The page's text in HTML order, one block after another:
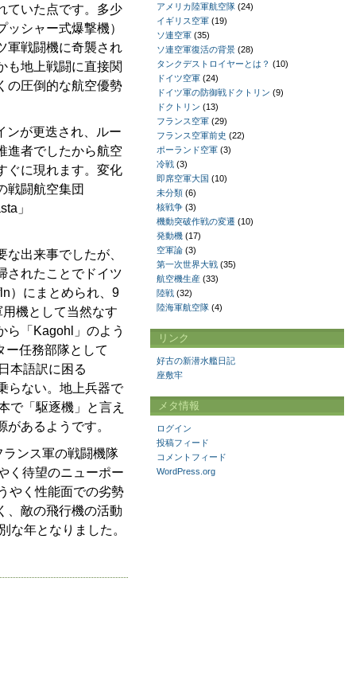
ていた点です。多少
シャー式爆撃機）
軍戦闘機に奇襲され
も地上戦闘に直接関
の圧倒的な航空優勢
ンが更迭され、ルー
進者でしたから航空
ぐに現れます。変化
戦闘航空集団
」
出来事でしたが、
されたことでドイツ
）にまとめられ、9
機として当然なす
ら「Kagohl」のよう
ー任務部隊として
本語訳に困る
らない。地上兵器で
で「駆逐機」と言え
あるようです。
ンス軍の戦闘機隊
く待望のニューポー
やく性能面での劣勢
、敵の飛行機の活動
な年となりました。
アメリカ陸軍航空隊(24)
イギリス空軍(19)
ソ連空軍(35)
ソ連空軍復活の背景(28)
タンクデストロイヤーとは？ (10)
ドイツ空軍(24)
ドイツ軍の防御戦ドクトリン (9)
ドクトリン (13)
フランス空軍(29)
フランス空軍前史 (22)
ポーランド空軍(3)
冷戦(3)
即席空軍大国 (10)
未分類(6)
核戦争(3)
機動突破作戦の変遷 (10)
発動機(17)
空軍論(3)
第一次世界大戦(35)
航空機生産(33)
陸戦(32)
陸海軍航空隊(4)
リンク
好古の新潜水艦日記
座敷牢
メタ情報
ログイン
投稿フィード
コメントフィード
WordPress.org